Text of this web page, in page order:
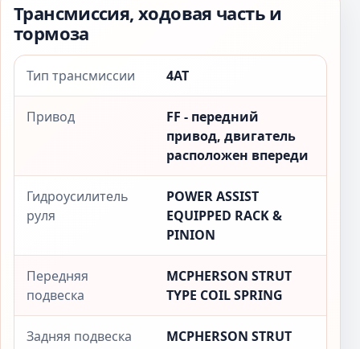
Трансмиссия, ходовая часть и
тормоза
Тип трансмиссии 4AT
Привод
FF - передний
привод, двигатель
расположен впереди
Гидроусилитель
руля
POWER ASSIST
EQUIPPED RACK &
PINION
Передняя
подвеска
MCPHERSON STRUT
TYPE COIL SPRING
Задняя подвеска
MCPHERSON STRUT